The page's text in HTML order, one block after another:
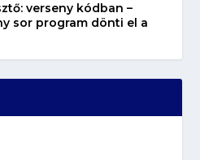
verseny kódban –
sor program dönti el a